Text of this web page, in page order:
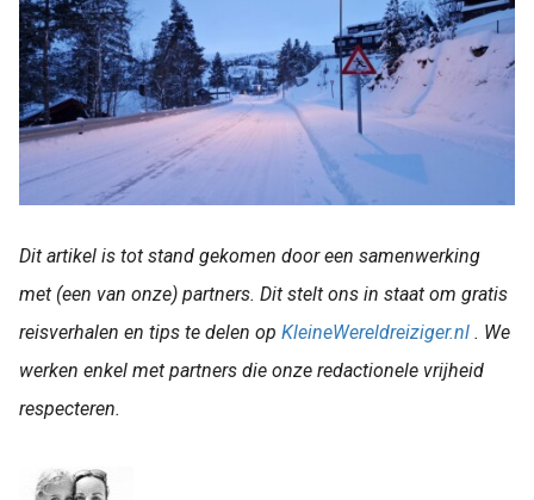
Dit artikel is tot stand gekomen door een samenwerking
met (een van onze) partners. Dit stelt ons in staat om gratis
reisverhalen en tips te delen op KleineWereldreiziger.nl . We
werken enkel met partners die onze redactionele vrijheid
respecteren.